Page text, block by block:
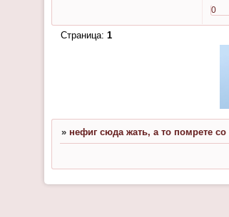
0
Страница: 1
» нефиг сюда жать, а то помрете со